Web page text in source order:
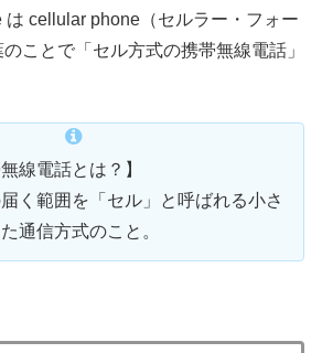
は cellular phone（セルラー・フォー
ことで「セル方式の携帯無線電話」
線電話とは？】
く範囲を「セル」と呼ばれる小さ
通信方式のこと。